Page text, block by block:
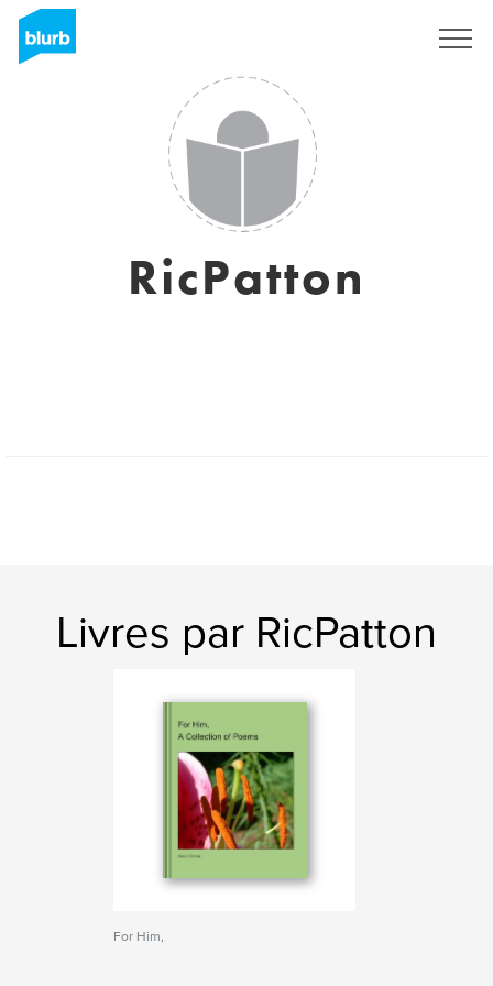
RicPatton
Livres par RicPatton
For Him,